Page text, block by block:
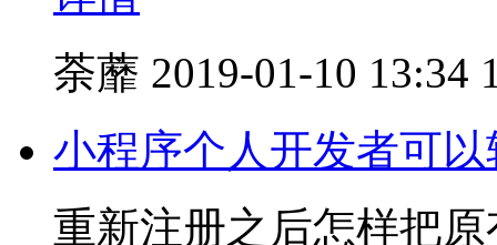
荼蘼 2019-01-10 13:34
小程序个人开发者可
重新注册之后怎样把